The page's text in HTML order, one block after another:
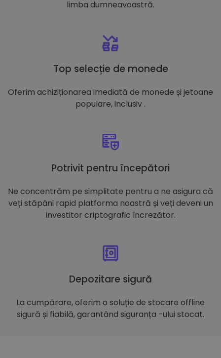
limba dumneavoastră.
Top selecție de monede
Oferim achiziționarea imediată de monede și jetoane
populare, inclusiv .
Potrivit pentru începători
Ne concentrăm pe simplitate pentru a ne asigura că
veți stăpâni rapid platforma noastră și veți deveni un
investitor criptografic încrezător.
Depozitare sigură
La cumpărare, oferim o soluție de stocare offline
sigură și fiabilă, garantând siguranța -ului stocat.